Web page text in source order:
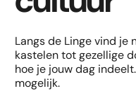
Langs de Linge vind je
kastelen tot gezellige
hoe je jouw dag
mogelijk.